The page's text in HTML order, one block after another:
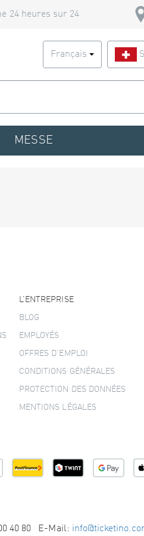
24 heures sur 24
Français
MESSE
L’ENTREPRISE
BLOG
EMPLOYÉS
OFFRES D’EMPLOI
CONDITIONS GÉNÉRALES
PROTECTION DES DONNÉES
MENTIONS LÉGALES
40 80 E-Mail: